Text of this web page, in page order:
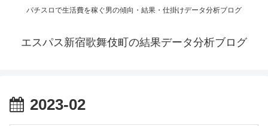
パチスロで生活費を稼ぐ男の傾向・結果・仕掛けデータ分析ブログ
エスパス新宿歌舞伎町の結果データ分析ブログ
2023-02